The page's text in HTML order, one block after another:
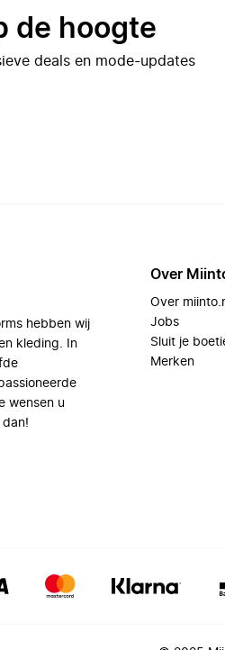
de hoogte
deals en mode-updates
hebben wij
kleding. In
wensen u
dan!
Over
Over
Jobs
Sluit je
Merken